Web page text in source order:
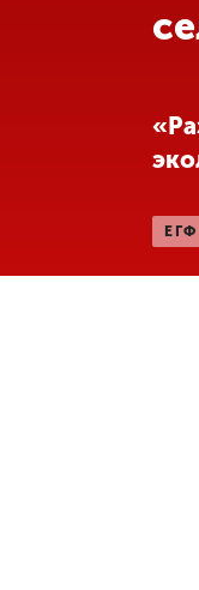
деятельность
Другие виды
Студенческая
ЕГФ